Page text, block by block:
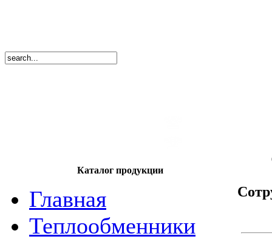
Каталог продукции
Главная
Теплообменники